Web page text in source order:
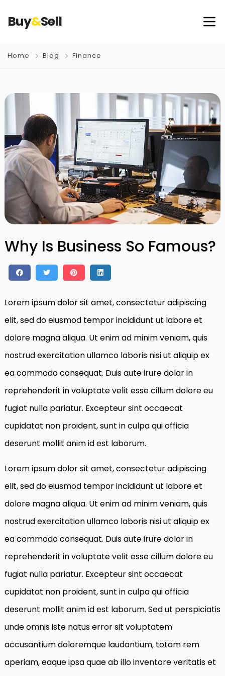
Buy&Sell
Home Blog Finance
Why Is Business So Famous?
Lorem ipsum dolor sit amet, consectetur adipiscing
elit, sed do eiusmod tempor incididunt ut labore et
dolore magna aliqua. Ut enim ad minim veniam, quis
nostrud exercitation ullamco laboris nisi ut aliquip ex
ea commodo consequat. Duis aute irure dolor in
reprehenderit in voluptate velit esse cillum dolore eu
fugiat nulla pariatur. Excepteur sint occaecat
cupidatat non proident, sunt in culpa qui officia
deserunt mollit anim id est laborum.
Lorem ipsum dolor sit amet, consectetur adipiscing
elit, sed do eiusmod tempor incididunt ut labore et
dolore magna aliqua. Ut enim ad minim veniam, quis
nostrud exercitation ullamco laboris nisi ut aliquip ex
ea commodo consequat. Duis aute irure dolor in
reprehenderit in voluptate velit esse cillum dolore eu
fugiat nulla pariatur. Excepteur sint occaecat
cupidatat non proident, sunt in culpa qui officia
deserunt mollit anim id est laborum. Sed ut perspiciatis
unde omnis iste natus error sit voluptatem
accusantium doloremque laudantium, totam rem
aperiam, eaque ipsa quae ab illo inventore veritatis et